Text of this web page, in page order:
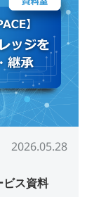
2026.05.28
ビス資料